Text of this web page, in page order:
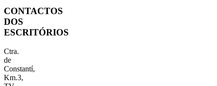
CONTACTOS
DOS
ESCRITÓRIOS
Ctra.
de
Constantí,
Km.3,